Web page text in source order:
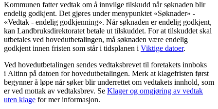
Kommunen fatter vedtak om å innvilge tilskudd når søknaden blir
endelig godkjent. Det gjøres under menypunktet «Søknader» -
«Vedtak - endelig godkjenning». Når søknaden er endelig godkjent,
kan Landbruksdirektoratet betale ut tilskuddet. For at tilskuddet skal
utbetales ved hovedutbetalingen, må søknaden være endelig
godkjent innen fristen som står i tidsplanen i Viktige datoer.
Ved hovedutbetalingen sendes vedtaksbrevet til foretakets innboks
i Altinn på datoen for hovedutbetalingen. Merk at klagefristen først
begynner å løpe når søker blir underrettet om vedtakets innhold, som
er ved mottak av vedtaksbrev. Se Klager og omgjøring av vedtak
uten klage for mer informasjon.